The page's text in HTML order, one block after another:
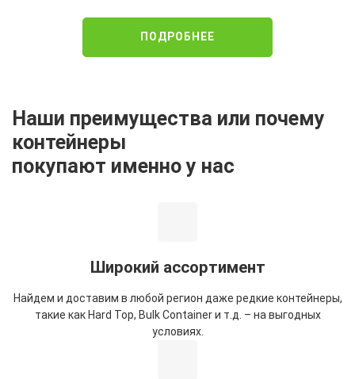
ПОДРОБНЕЕ
Наши преимущества или почему
контейнеры
покупают именно у нас
Широкий ассортимент
Найдем и доставим в любой регион даже редкие контейнеры,
такие как Hard Top, Bulk Container и т.д. – на выгодных
условиях.